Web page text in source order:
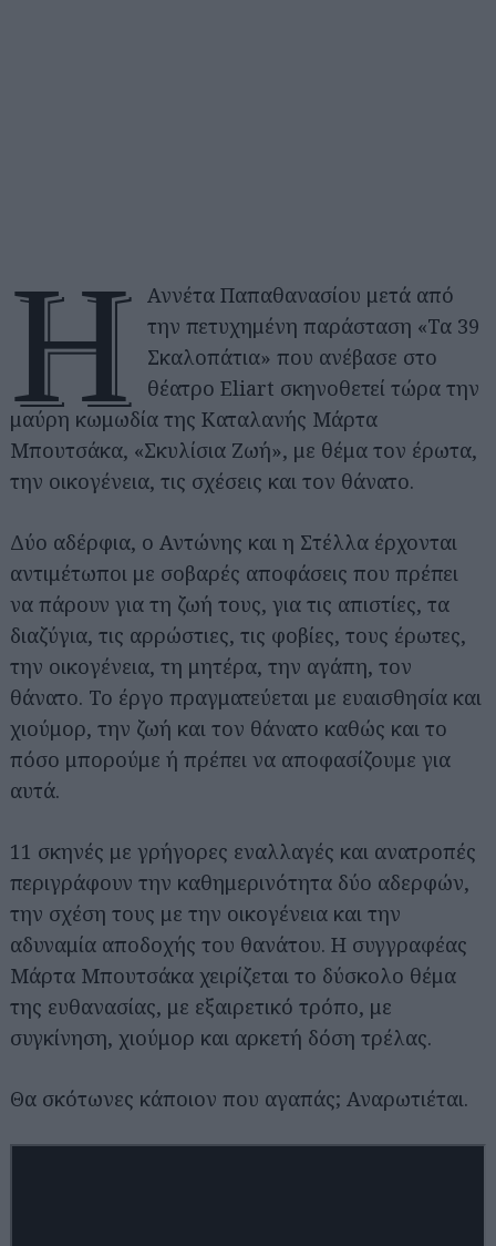
Η
Αννέτα Παπαθανασίου μετά από
την πετυχημένη παράσταση «Τα 39
Σκαλοπάτια» που ανέβασε στο
θέατρο Eliart σκηνοθετεί τώρα την
μαύρη κωμωδία της Καταλανής Μάρτα
Μπουτσάκα, «Σκυλίσια Ζωή», με θέμα τον έρωτα,
την οικογένεια, τις σχέσεις και τον θάνατο.
Δύο αδέρφια, ο Αντώνης και η Στέλλα έρχονται
αντιμέτωποι με σοβαρές αποφάσεις που πρέπει
να πάρουν για τη ζωή τους, για τις απιστίες, τα
διαζύγια, τις αρρώστιες, τις φοβίες, τους έρωτες,
την οικογένεια, τη μητέρα, την αγάπη, τον
θάνατο. Το έργο πραγματεύεται με ευαισθησία και
χιούμορ, την ζωή και τον θάνατο καθώς και το
πόσο μπορούμε ή πρέπει να αποφασίζουμε για
αυτά.
11 σκηνές με γρήγορες εναλλαγές και ανατροπές
περιγράφουν την καθημερινότητα δύο αδερφών,
την σχέση τους με την οικογένεια και την
αδυναμία αποδοχής του θανάτου. Η συγγραφέας
Μάρτα Μπουτσάκα χειρίζεται το δύσκολο θέμα
της ευθανασίας, με εξαιρετικό τρόπο, με
συγκίνηση, χιούμορ και αρκετή δόση τρέλας.
Θα σκότωνες κάποιον που αγαπάς; Αναρωτιέται.